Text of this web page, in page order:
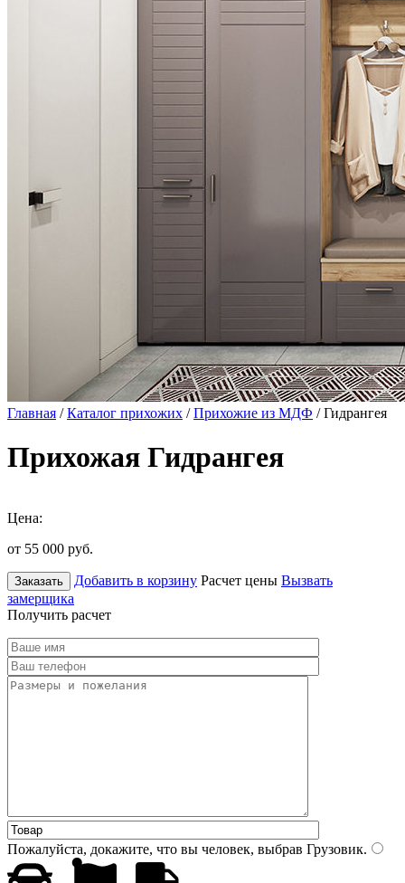
Главная /Каталог прихожих /Прихожие из МДФ / Гидрангея
Прихожая Гидрангея
Цена:
от 55 000 руб.
Заказать Добавить в корзину Расчет цены Вызвать
замерщика
Получить расчет
Пожалуйста, докажите, что вы человек, выбрав Грузовик.